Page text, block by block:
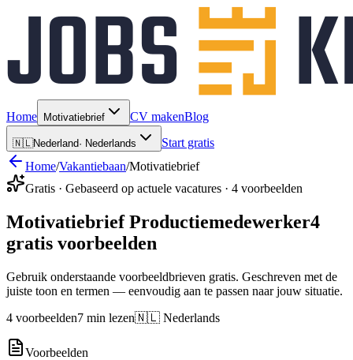
Home Motivatiebrief CV makenBlog
🇳🇱Nederland· Nederlands
Start gratis
Home/Vakantiebaan/Motivatiebrief
Gratis · Gebaseerd op actuele vacatures · 4 voorbeelden
Motivatiebrief Productiemedewerker4
gratis voorbeelden
Gebruik onderstaande voorbeeldbrieven gratis. Geschreven met de
juiste toon en termen — eenvoudig aan te passen naar jouw situatie.
4 voorbeelden7 min lezen🇳🇱 Nederlands
Voorbeelden